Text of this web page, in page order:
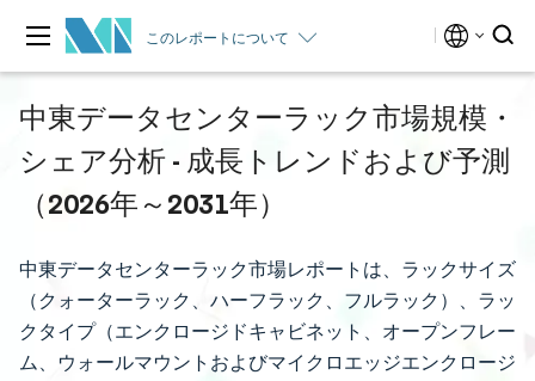
このレポートについて
中東データセンターラック市場規模・
シェア分析 - 成長トレンドおよび予測
（2026年～2031年）
中東データセンターラック市場レポートは、ラックサイズ
（クォーターラック、ハーフラック、フルラック）、ラッ
クタイプ（エンクロージドキャビネット、オープンフレー
ム、ウォールマウントおよびマイクロエッジエンクロージ